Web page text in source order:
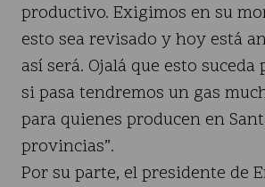
productivo. Exigimos en su
esto sea revisado y hoy está
así será. Ojalá que esto
si pasa tendremos un gas
para quienes producen en
provincias”.
Por su parte, el presidente de